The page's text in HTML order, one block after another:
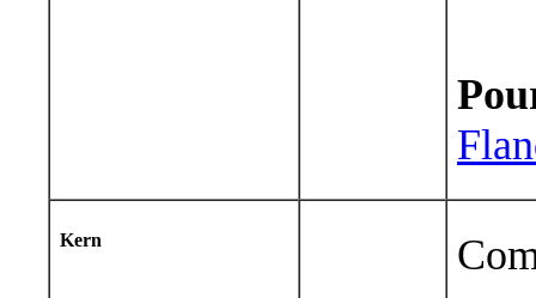
Kern